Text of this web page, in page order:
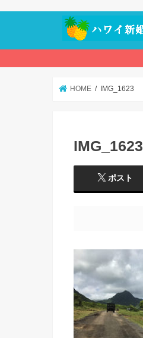
HOME IMG_1623
IMG_1623
ポスト